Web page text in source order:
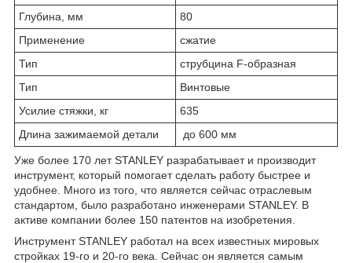
Глубина, мм
80
Применение
сжатие
Тип
струбцина F-образная
Тип
Винтовые
Усилие стяжки, кг
635
Длина зажимаемой детали
до 600 мм
Уже более 170 лет STANLEY разрабатывает и производит
инструмент, который помогает сделать работу быстрее и
удобнее. Много из того, что является сейчас отраслевым
стандартом, было разработано инженерами STANLEY. В
активе компании более 150 патентов на изобретения.
Инструмент STANLEY работал на всех известных мировых
стройках 19-го и 20-го века. Сейчас он является самым